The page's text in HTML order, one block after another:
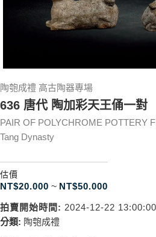
陶匏成禮 高古陶器專場
636 唐代 陶加彩天王俑一對
PAIR OF POLYCHROME POTTERY
Tang Dynasty
估價
NT$20.000 ~ NT$50.000
拍賣開始時間: 2024-12-22
分類: 陶匏成禮